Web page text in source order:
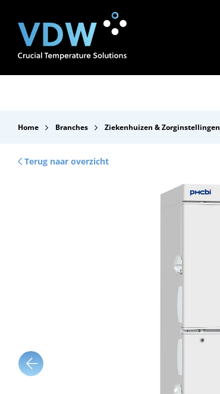
Branches
Home Branches Ziekenhuizen & Zorginstellingen
Terug naar overzicht